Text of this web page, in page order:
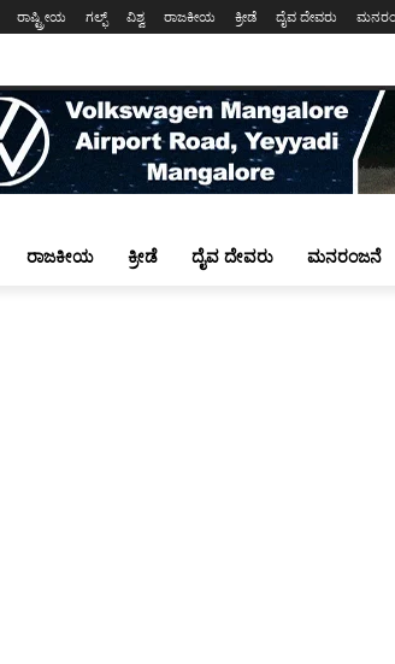
ರಾಷ್ಟ್ರೀಯ ಗಲ್ಫ್ ವಿಶ್ವ ರಾಜಕೀಯ ಕ್ರೀಡೆ ದೈವ ದೇವರು
ರಾಜಕೀಯ ಕ್ರೀಡೆ ದೈವ ದೇವರು ಮನರಂಜನೆ